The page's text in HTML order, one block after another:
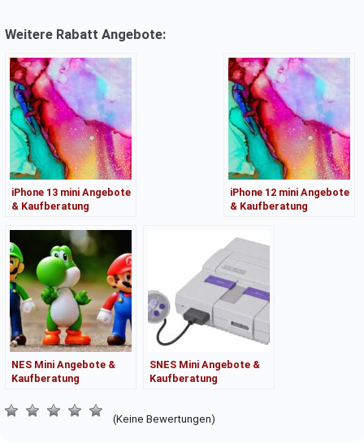
Weitere Rabatt Angebote:
iPhone 13 mini Angebote
& Kaufberatung
iPhone 12 mini Angebote
& Kaufberatung
NES Mini Angebote &
Kaufberatung
SNES Mini Angebote &
Kaufberatung
(Keine Bewertungen)